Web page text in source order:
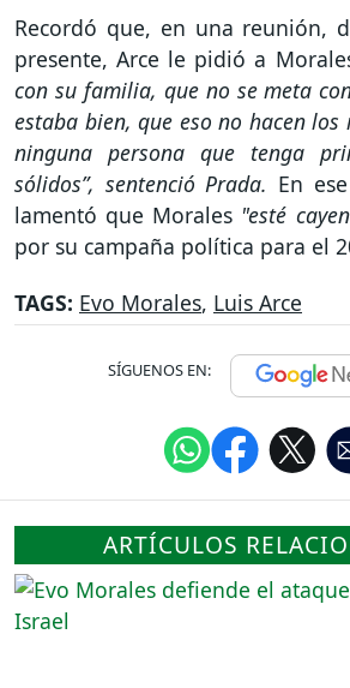
Recordó que, en una reunión,
presente, Arce le pidió a
con su familia, que no se meta
estaba bien, que eso no hacen
ninguna persona que tenga
sólidos”, sentenció Prada. En
lamentó que Morales "esté
por su campaña política para el
TAGS: Evo Morales, Luis Arce
SÍGUENOS EN:
ARTÍCULOS